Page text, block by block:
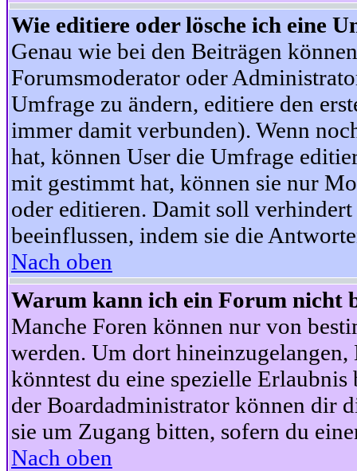
Wie editiere oder lösche ich eine
Genau wie bei den Beiträgen
Forumsmoderator oder
Umfrage zu ändern, editiere den
immer damit verbunden). Wenn
hat, können User die Umfrage
mit gestimmt hat, können sie nur
oder editieren. Damit soll
beeinflussen, indem sie die
Nach oben
Warum kann ich ein Forum nicht
Manche Foren können nur von
werden. Um dort hineinzugelangen,
könntest du eine spezielle
der Boardadministrator können dir
sie um Zugang bitten, sofern du
Nach oben